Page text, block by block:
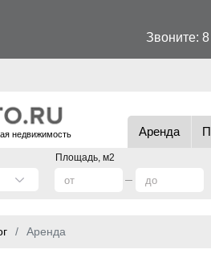
Звоните:
недвижимость Аренда
Площадь, м2
Аренда